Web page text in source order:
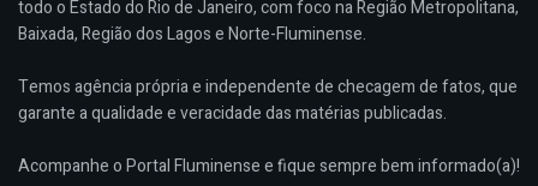
todo o Estado do Rio de Janeiro, com foco na Região Metropolitana,
Baixada, Região dos Lagos e Norte-Fluminense.
Temos agência própria e independente de checagem de fatos, que
garante a qualidade e veracidade das matérias publicadas.
Acompanhe o Portal Fluminense e fique sempre bem informado(a)!